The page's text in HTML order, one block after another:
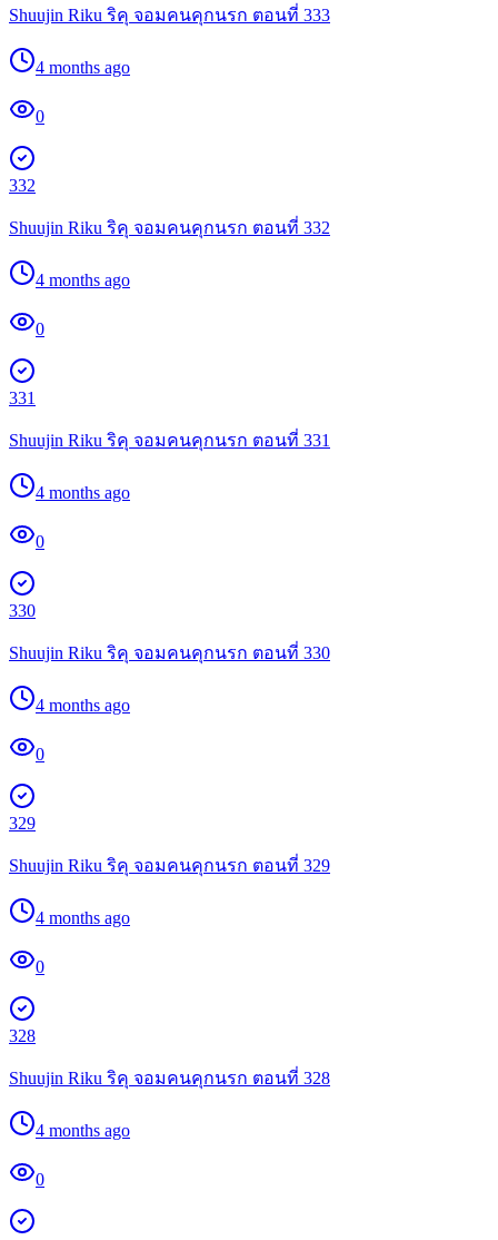
Shuujin Riku ริคุ จอมคนคุกนรก ตอนที่ 333
4 months ago
0
332
Shuujin Riku ริคุ จอมคนคุกนรก ตอนที่ 332
4 months ago
0
331
Shuujin Riku ริคุ จอมคนคุกนรก ตอนที่ 331
4 months ago
0
330
Shuujin Riku ริคุ จอมคนคุกนรก ตอนที่ 330
4 months ago
0
329
Shuujin Riku ริคุ จอมคนคุกนรก ตอนที่ 329
4 months ago
0
328
Shuujin Riku ริคุ จอมคนคุกนรก ตอนที่ 328
4 months ago
0